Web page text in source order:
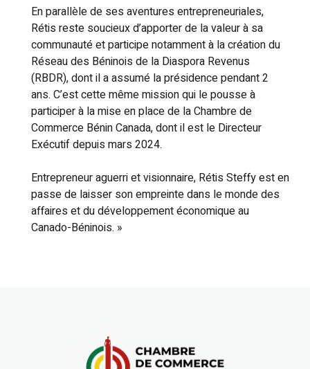
En parallèle de ses aventures entrepreneuriales,
Rétis reste soucieux d’apporter de la valeur à sa
communauté et participe notamment à la création du
Réseau des Béninois de la Diaspora Revenus
(RBDR), dont il a assumé la présidence pendant 2
ans. C’est cette même mission qui le pousse à
participer à la mise en place de la Chambre de
Commerce Bénin Canada, dont il est le Directeur
Exécutif depuis mars 2024.
Entrepreneur aguerri et visionnaire, Rétis Steffy est en
passe de laisser son empreinte dans le monde des
affaires et du développement économique au
Canado-Béninois. »